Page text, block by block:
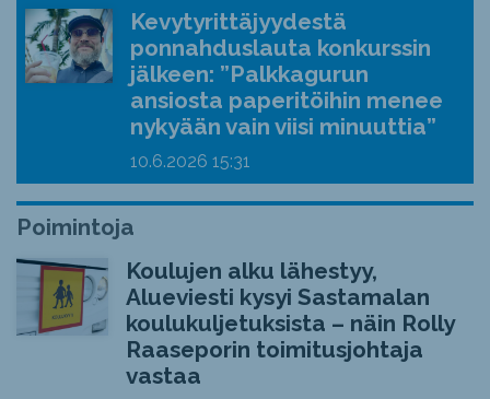
Kevytyrittäjyydestä
ponnahduslauta konkurssin
jälkeen: ”Palkkagurun
ansiosta paperitöihin menee
nykyään vain viisi minuuttia”
10.6.2026 15:31
Poimintoja
Koulujen alku lähestyy,
Alueviesti kysyi Sastamalan
koulukuljetuksista – näin Rolly
Raaseporin toimitusjohtaja
vastaa